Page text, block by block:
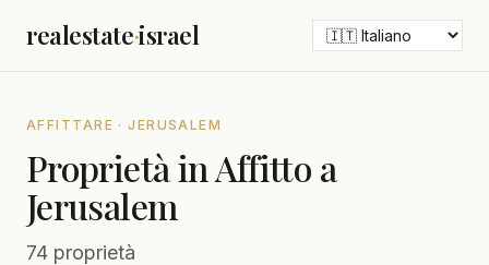
realestate·israel
AFFITTARE · JERUSALEM
Proprietà in Affitto a
Jerusalem
74 proprietà